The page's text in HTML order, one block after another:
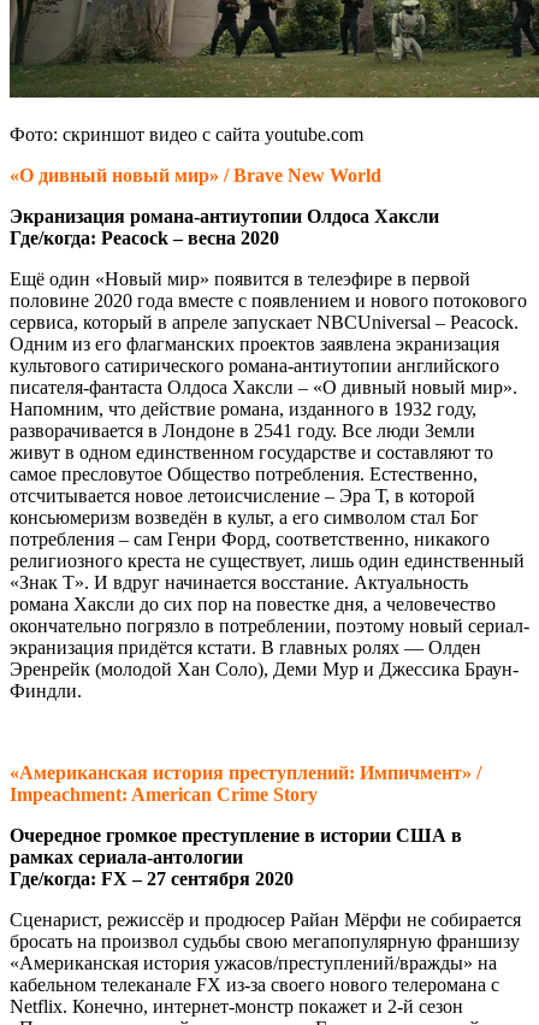
Фото: скриншот видео с сайта youtube.com
«О дивный новый мир» / Brave New World
Экранизация романа-антиутопии Олдоса Хаксли
Где/когда: Peacock – весна 2020
Ещё один «Новый мир» появится в телеэфире в первой
половине 2020 года вместе с появлением и нового потокового
сервиса, который в апреле запускает NBCUniversal – Peacock.
Одним из его флагманских проектов заявлена экранизация
культового сатирического романа-антиутопии английского
писателя-фантаста Олдоса Хаксли – «О дивный новый мир».
Напомним, что действие романа, изданного в 1932 году,
разворачивается в Лондоне в 2541 году. Все люди Земли
живут в одном единственном государстве и составляют то
самое пресловутое Общество потребления. Естественно,
отсчитывается новое летоисчисление – Эра Т, в которой
консьюмеризм возведён в культ, а его символом стал Бог
потребления – сам Генри Форд, соответственно, никакого
религиозного креста не существует, лишь один единственный
«Знак Т». И вдруг начинается восстание. Актуальность
романа Хаксли до сих пор на повестке дня, а человечество
окончательно погрязло в потреблении, поэтому новый сериал-
экранизация придётся кстати. В главных ролях — Олден
Эренрейк (молодой Хан Соло), Деми Мур и Джессика Браун-
Финдли.
«Американская история преступлений: Импичмент» /
Impeachment: American Crime Story
Очередное громкое преступление в истории США в
рамках сериала-антологии
Где/когда: FX – 27 сентября 2020
Сценарист, режиссёр и продюсер Райан Мёрфи не собирается
бросать на произвол судьбы свою мегапопулярную франшизу
«Американская история ужасов/преступлений/вражды» на
кабельном телеканале FX из-за своего нового телеромана с
Netfliх. Конечно, интернет-монстр покажет и 2-й сезон